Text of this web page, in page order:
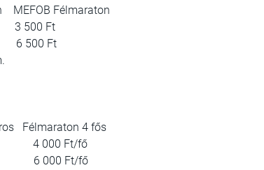
Félmaraton
500 Ft
6 500 Ft
Félmaraton 4 fős
000 Ft/fő
6 000 Ft/fő